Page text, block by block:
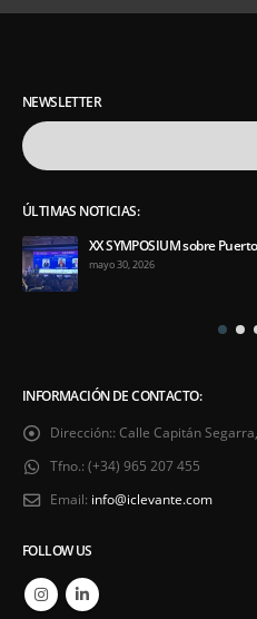
NEWSLETTER
ÚLTIMAS NOTICIAS:
XX SYMPOSIUM sobre
mayo 30, 2026
INFORMACIÓN DE CONTACTO:
Dirección:: Calle Capitán
Tfno.: (+34) 965 207 455
Email: info@iclevante.com
FOLLOW US